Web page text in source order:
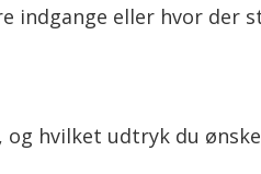
indgange eller hvor der
hvilket udtryk du